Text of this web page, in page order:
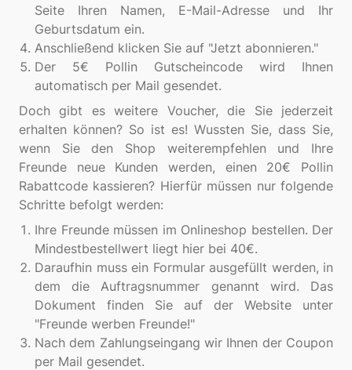
Seite Ihren Namen, E-Mail-Adresse und Ihr
Geburtsdatum ein.
Anschließend klicken Sie auf "Jetzt abonnieren."
Der 5€ Pollin Gutscheincode wird Ihnen
automatisch per Mail gesendet.
Doch gibt es weitere Voucher, die Sie jederzeit
erhalten können? So ist es! Wussten Sie, dass Sie,
wenn Sie den Shop weiterempfehlen und Ihre
Freunde neue Kunden werden, einen 20€ Pollin
Rabattcode kassieren? Hierfür müssen nur folgende
Ihre Freunde müssen im Onlineshop bestellen. Der
Mindestbestellwert liegt hier bei 40€.
Daraufhin muss ein Formular ausgefüllt werden, in
dem die Auftragsnummer genannt wird. Das
Dokument finden Sie auf der Website unter
"Freunde werben Freunde!"
Nach dem Zahlungseingang wir Ihnen der Coupon
per Mail gesendet.